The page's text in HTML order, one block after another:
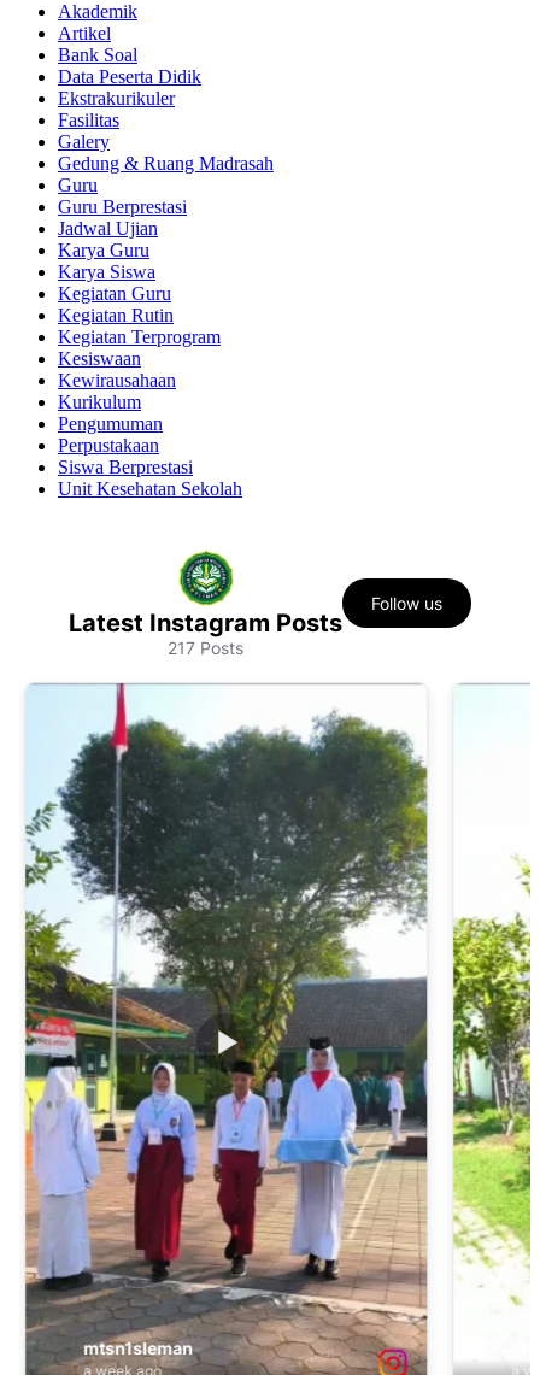
Akademik
Artikel
Bank Soal
Data Peserta Didik
Ekstrakurikuler
Fasilitas
Galery
Gedung & Ruang Madrasah
Guru
Guru Berprestasi
Jadwal Ujian
Karya Guru
Karya Siswa
Kegiatan Guru
Kegiatan Rutin
Kegiatan Terprogram
Kesiswaan
Kewirausahaan
Kurikulum
Pengumuman
Perpustakaan
Siswa Berprestasi
Unit Kesehatan Sekolah